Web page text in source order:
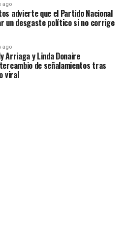
ago
advierte que el Partido Nacional
un desgaste político si no corrige
ago
Arriaga y Linda Donaire
de señalamientos tras
viral